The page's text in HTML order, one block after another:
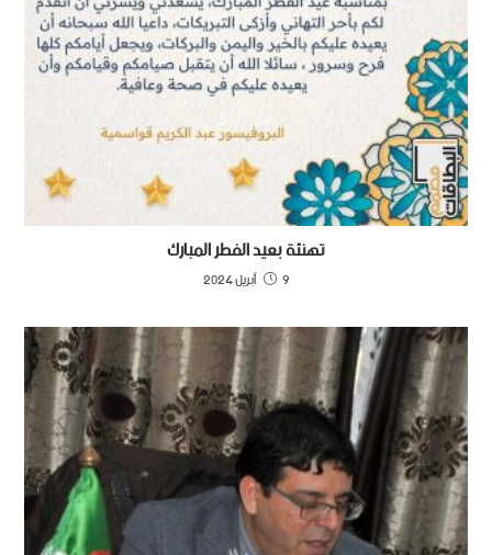
تهنئة بعيد الفطر المبارك
9 أبريل 2024